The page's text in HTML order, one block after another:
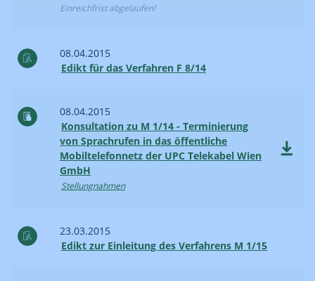
Einreichfrist abgelaufen!
08.04.2015
Edikt für das Verfahren F 8/14
08.04.2015
Konsultation zu M 1/14 - Terminierung
von Sprachrufen in das öffentliche
Mobiltelefonnetz der UPC Telekabel Wien
GmbH
Stellungnahmen
23.03.2015
Edikt zur Einleitung des Verfahrens M 1/15